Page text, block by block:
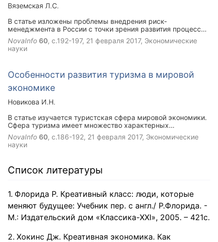
Вяземская Л.С.
В статье изложены проблемы внедрения риск-
менеджмента в России с точки зрения развития процессов
стандартизации в области управления рисками и
становления профессии риск-менеджера Рассмотрены
ключевые принципы и этапы управления финансовыми
рисков с различных точек зрения
NovaInfo 60, с.192-197, 21 февраля 2017, Экономические
науки
Особенности развития туризма в мировой
экономике
Новикова И.Н.
В статье изучается туристская сфера мировой экономики.
Сфера туризма имеет множество характерных
особенностей, которые могут быть привлекательными для
долгосрочного экономического развития. В ряде стран
туризм считается главным вектором развития и
В статье туризм рассматривается как продуктивное и
развитием в отдельных регионах.
NovaInfo 60, с.186-192, 21 февраля 2017, Экономические
науки
Список литературы
Флорида Р. Креативный класс: люди, которые
меняют будущее: Учебник пер. с англ./ Р.Флорида. -
М.: Издательский дом «Классика-XXI», 2005. – 421с.
Хокинс Дж. Креативная экономика. Как